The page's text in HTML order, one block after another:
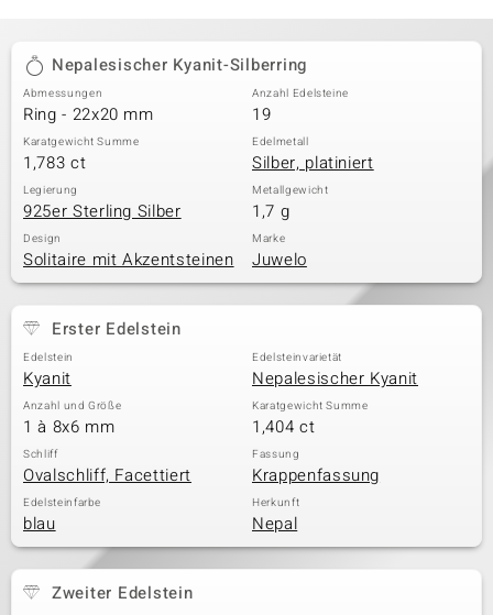
Nepalesischer Kyanit-Silberring
Abmessungen
Ring - 22x20 mm
Anzahl Edelsteine
19
Karatgewicht Summe
1,783 ct
Edelmetall
Silber, platiniert
Legierung
925er Sterling Silber
Metallgewicht
1,7 g
Design
Solitaire mit Akzentsteinen
Marke
Juwelo
Erster Edelstein
Edelstein
Kyanit
Edelsteinvarietät
Nepalesischer Kyanit
Anzahl und Größe
1 à 8x6 mm
Karatgewicht Summe
1,404 ct
Schliff
Ovalschliff, Facettiert
Fassung
Krappenfassung
Edelsteinfarbe
blau
Herkunft
Nepal
Zweiter Edelstein